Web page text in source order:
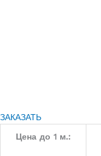
ЗАКАЗАТЬ
Цена до 1 м.: